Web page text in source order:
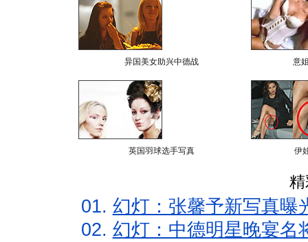
异国美女助兴中德战 意
英国羽球选手写真 伊
01. 幻灯：张馨予新写真曝
02. 幻灯：中德明星晚宴名